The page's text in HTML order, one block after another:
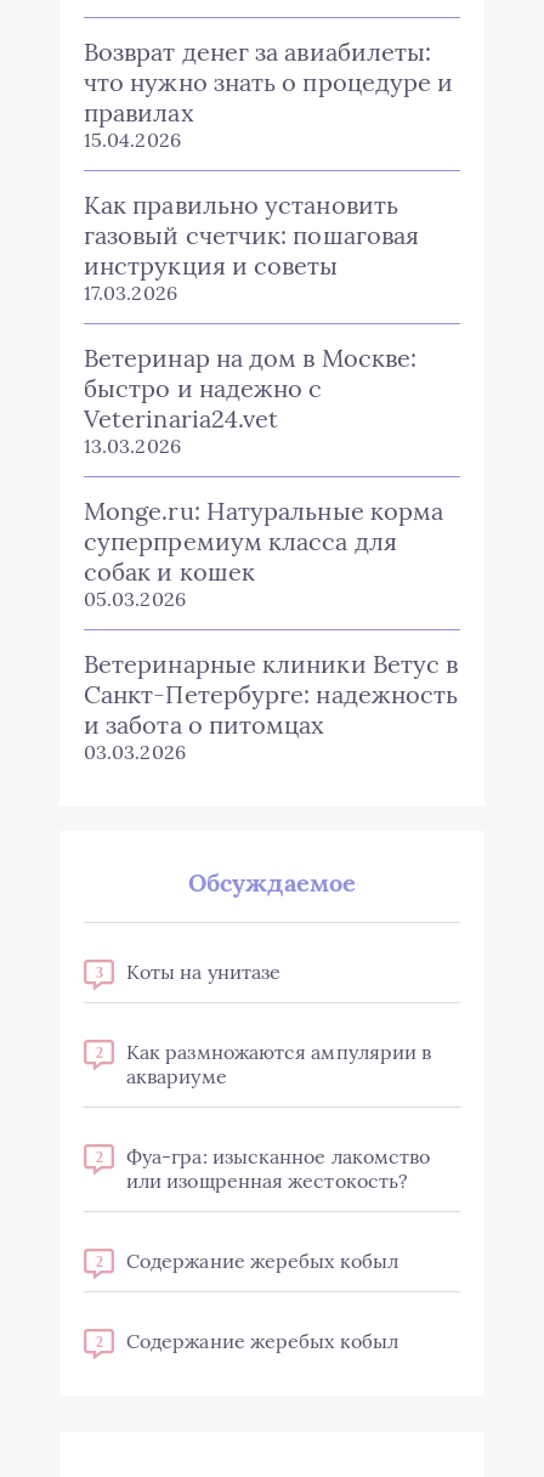
Возврат денег за авиабилеты:
что нужно знать о процедуре и
правилах
15.04.2026
Как правильно установить
газовый счетчик: пошаговая
инструкция и советы
17.03.2026
Ветеринар на дом в Москве:
быстро и надежно с
Veterinaria24.vet
13.03.2026
Monge.ru: Натуральные корма
суперпремиум класса для
собак и кошек
05.03.2026
Ветеринарные клиники Ветус в
Санкт-Петербурге: надежность
и забота о питомцах
03.03.2026
Обсуждаемое
3 Коты на унитазе
2
Как размножаются ампулярии в
аквариуме
2
Фуа-гра: изысканное лакомство
или изощренная жестокость?
2 Содержание жеребых кобыл
2 Содержание жеребых кобыл